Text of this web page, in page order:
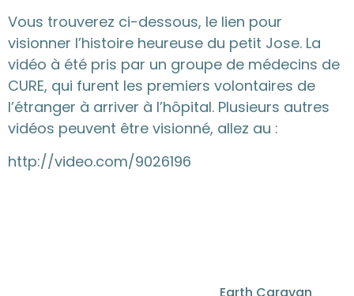
Vous trouverez ci-dessous, le lien pour
visionner l’histoire heureuse du petit Jose. La
vidéo à été pris par un groupe de médecins de
CURE, qui furent les premiers volontaires de
l’étranger à arriver à l’hôpital. Plusieurs autres
vidéos peuvent être visionné, allez au :
http://video.com/9026196
Earth Caravan